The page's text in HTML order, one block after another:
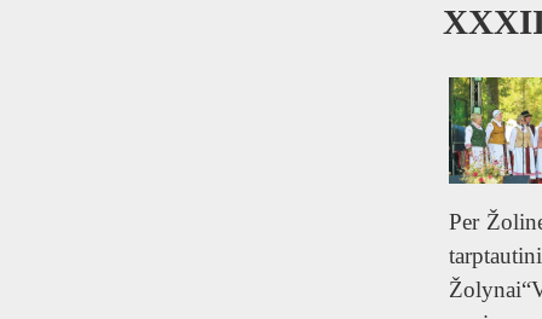
Per